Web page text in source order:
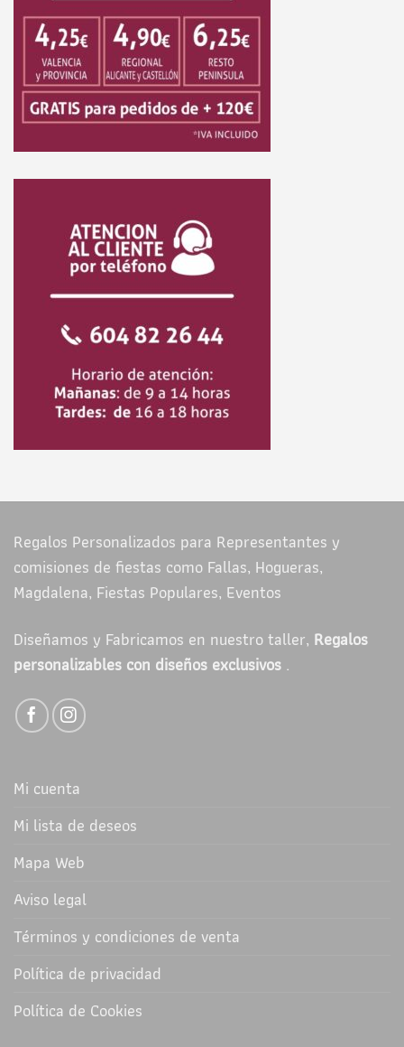
Regalos Personalizados para Representantes y
comisiones de fiestas como Fallas, Hogueras,
Magdalena, Fiestas Populares, Eventos
Diseñamos y Fabricamos en nuestro taller, Regalos
personalizables con diseños exclusivos .
Mi cuenta
Mi lista de deseos
Mapa Web
Aviso legal
Términos y condiciones de venta
Política de privacidad
Política de Cookies